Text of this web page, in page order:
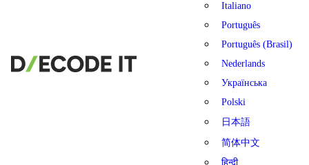
Italiano
Português
Português (Brasil)
Nederlands
Українська
Polski
日本語
简体中文
हिन्दी